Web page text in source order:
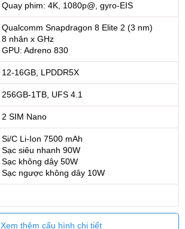
Quay phim: 4K, 1080p@, gyro-EIS
Qualcomm Snapdragon 8 Elite 2 (3 nm)
8 nhân x GHz
GPU: Adreno 830
12-16GB, LPDDR5X
256GB-1TB, UFS 4.1
2 SIM Nano
Si/C Li-Ion 7500 mAh
Sạc siêu nhanh 90W
Sạc không dây 50W
Sạc ngược không dây 10W
Xem thêm cấu hình chi tiết